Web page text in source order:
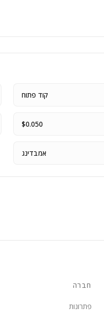
קוד פתוח
$0.050
אמבדינג
חברה
פתרונות